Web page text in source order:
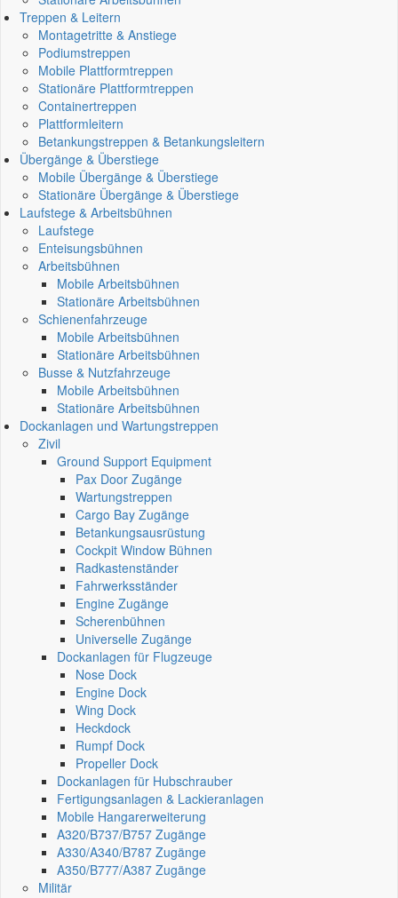
Treppen & Leitern
Montagetritte & Anstiege
Podiumstreppen
Mobile Plattformtreppen
Stationäre Plattformtreppen
Containertreppen
Plattformleitern
Betankungstreppen & Betankungsleitern
Übergänge & Überstiege
Mobile Übergänge & Überstiege
Stationäre Übergänge & Überstiege
Laufstege & Arbeitsbühnen
Laufstege
Enteisungsbühnen
Arbeitsbühnen
Mobile Arbeitsbühnen
Stationäre Arbeitsbühnen
Schienenfahrzeuge
Mobile Arbeitsbühnen
Stationäre Arbeitsbühnen
Busse & Nutzfahrzeuge
Mobile Arbeitsbühnen
Stationäre Arbeitsbühnen
Dockanlagen und Wartungstreppen
Zivil
Ground Support Equipment
Pax Door Zugänge
Wartungstreppen
Cargo Bay Zugänge
Betankungsausrüstung
Cockpit Window Bühnen
Radkastenständer
Fahrwerksständer
Engine Zugänge
Scherenbühnen
Universelle Zugänge
Dockanlagen für Flugzeuge
Nose Dock
Engine Dock
Wing Dock
Heckdock
Rumpf Dock
Propeller Dock
Dockanlagen für Hubschrauber
Fertigungsanlagen & Lackieranlagen
Mobile Hangarerweiterung
A320/B737/B757 Zugänge
A330/A340/B787 Zugänge
A350/B777/A387 Zugänge
Militär